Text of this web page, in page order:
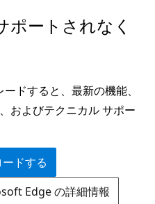
ポートされなく
ドすると、最新の機能、
およびテクニカル サポー
ドする
Edge の詳細情報